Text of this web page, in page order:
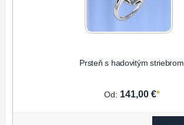
Prsteň s hadovitým striebrom
Od: 141,00 €*